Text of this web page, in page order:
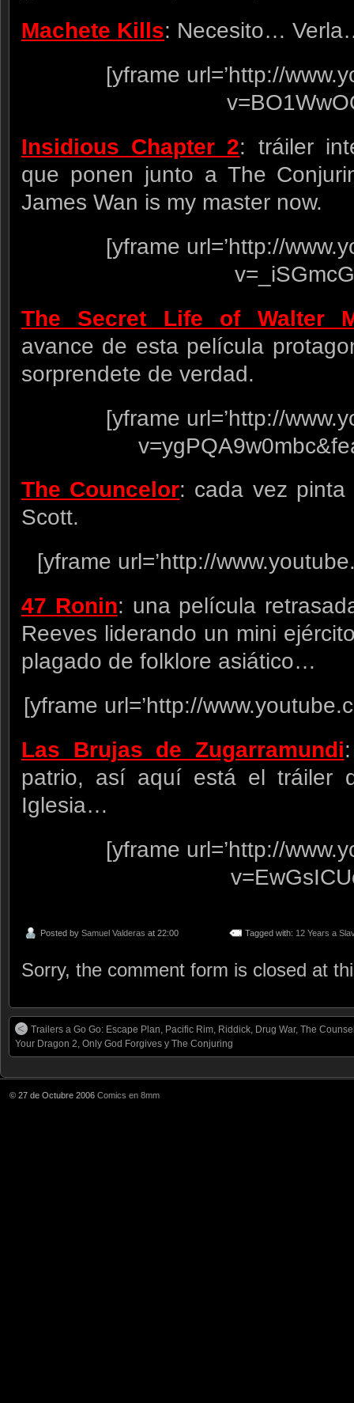
Machete Kills: Necesito…
[yframe url=’http://
Insidious Chapter 2: tráiler
que ponen junto a The
James Wan is my master now.
[yframe url=’http://
The Secret Life of Walter
avance de esta película
sorprendete de verdad.
[yframe url=’http://
The Councelor: cada vez pinta
Scott.
[yframe url=’http://
47 Ronin: una película
Reeves liderando un mini
plagado de folklore asiático…
[yframe url=’http://
Las Brujas de Zugarramundi
patrio, así aquí está el tráiler
Iglesia…
[yframe url=’http://
Posted by Samuel Valderas at 22:00 Tagged with: 12 Years a
Sorry, the comment form is closed at
Trailers a Go Go: Escape Plan, Pacific Rim, Riddick, Drug War, The
Your Dragon 2, Only God Forgives y The Conjuring
© 27 de Octubre 2006 Comics en 8mm